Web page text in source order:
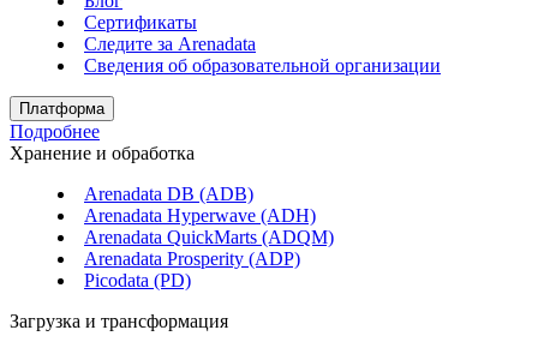
Сертификаты
Следите за Аrenadata
Сведения об образовательной организации
Платформа
Подробнее
Хранение и обработка
Arenadata DB (ADB)
Arenadata Hyperwave (ADH)
Arenadata QuickMarts (ADQM)
Arenadata Prosperity (ADP)
Picodata (PD)
Загрузка и трансформация